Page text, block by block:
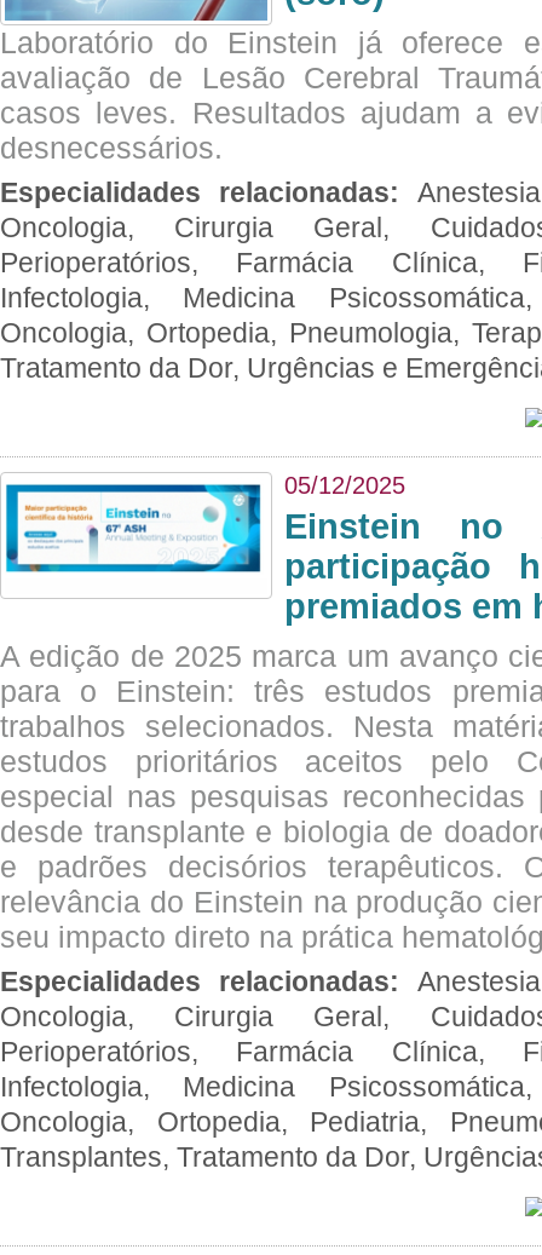
Laboratório do Einstein já oferece
avaliação de Lesão Cerebral
casos leves. Resultados ajudam a
desnecessários.
Especialidades relacionadas:
Oncologia, Cirurgia Geral,
Perioperatórios, Farmácia Clínica,
Infectologia, Medicina
Oncologia, Ortopedia, Pneumologia,
Tratamento da Dor, Urgências e
05/12/2025
Einstein no
participação
premiados em
A edição de 2025 marca um avanço
para o Einstein: três estudos
trabalhos selecionados. Nesta
estudos prioritários aceitos pelo
especial nas pesquisas
desde transplante e biologia de
e padrões decisórios terapêuticos.
relevância do Einstein na produção
seu impacto direto na prática
Especialidades relacionadas:
Oncologia, Cirurgia Geral,
Perioperatórios, Farmácia Clínica,
Infectologia, Medicina
Oncologia, Ortopedia, Pediatria,
Transplantes, Tratamento da Dor,